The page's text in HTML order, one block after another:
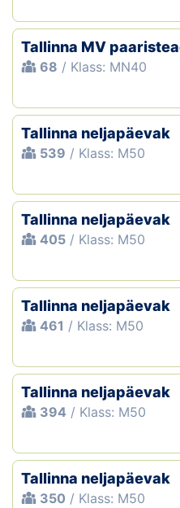
Tallinna MV
68 / Klass: MN40
Tallinna neljapäevak
539 / Klass: M50
Tallinna neljapäevak
405 / Klass: M50
Tallinna neljapäevak
461 / Klass: M50
Tallinna neljapäevak
394 / Klass: M50
Tallinna neljapäevak
350 / Klass: M50